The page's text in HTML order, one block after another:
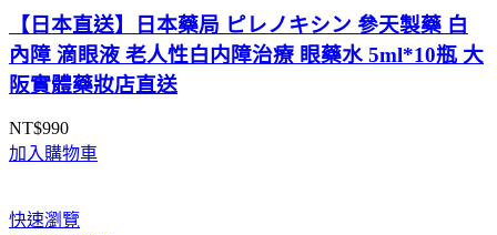
數
量
【日本直送】日本藥局 ピレノキシン 參天製藥 白
內障 滴眼液 老人性白内障治療 眼藥水 5ml*10瓶 大
阪實體藥妝店直送
NT$990
加入購物車
快速瀏覽